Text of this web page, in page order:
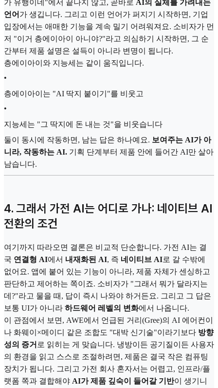
가 유행이네"에서 끝나지 않고, 곧바로 AI의 실체를 가려내는
언어 가 생깁니다. 그리고 이런 언어가 퍼지기 시작하면, 기업
입장에서는 애매한 기능을 계속 밀기 어려워져요. 소비자가 먼
저 "이거 층에이아이 아니야?"라고 의심하기 시작하면, 그 순
간부터 제품 설명은 설득이 아니라 변명이 됩니다.
층에이아이와 지능세는 같이 움직입니다.
•
층에이아이는 "AI 딱지 붙이기"를 비웃고
•
지능세는 "그 딱지에 돈 내는 것"을 비웃습니다
둘이 동시에 작동하면, 남는 답은 하나예요. 보여주는 AI가 아
니라, 작동하는 AI. 기획 단계부터 제품 안에 들어간 AI만 살아
남습니다.
4. 그래서 가전 AI는 어디로 가나: 네이티브 AI
전환의 조건
여기까지 따라오면 결론은 비교적 단순합니다. 가전 AI는 결
국 연결형 AI에서 내재화된 AI, 즉 네이티브 AI로 갈 수밖에
없어요. 앱에 붙어 있는 기능이 아니라, 제품 자체가 센싱하고
판단하고 제어하는 쪽이죠. 소비자가 "그래서 뭐가 달라지는
데?"라고 물을 때, 답이 즉시 나와야 하거든요. 그리고 그 답은
보통 UI가 아니라 하드웨어 레벨의 변화에서 나옵니다.
이 관점에서 보면, AWE에서 언급된 거리(Gree)의 AI 에어컨이
나 화웨이×메이디 같은 조합도 "대박 신기술"이라기보다 방향
성의 증거 로 읽히는 게 맞습니다. 냉방이든 공기질이든 사용자
의 환경을 읽고 스스로 조절하려면, 제품은 결국 작은 컴퓨팅
장치가 됩니다. 그리고 가전 회사 혼자서는 어렵고, 인프라/플
랫폼 쪽과 결합해야 AI가 제품 깊숙이 들어갈 기반이 생기니